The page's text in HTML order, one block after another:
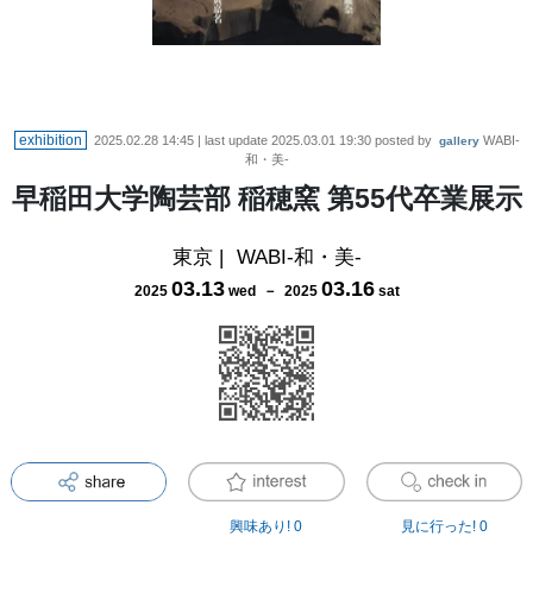
exhibition 2025.02.28 14:45| last update 2025.03.01 19:30posted by gallery WABI-
和・美-
早稲田大学陶芸部 稲穂窯 第55代卒業展示
東京| WABI-和・美-
2025 03.13 wed － 2025 03.16 sat
興味あり! 0 見に行った! 0